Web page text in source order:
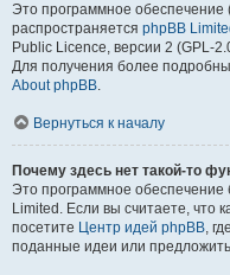
Это программное обеспечение
распространяется phpBB
Public Licence, версии 2 (GPL-
Для получения более
About phpBB.
Вернуться к началу
Почему здесь нет такой-то
Это программное
Limited. Если вы считаете, что
посетите Центр идей phpBB,
поданные идеи или